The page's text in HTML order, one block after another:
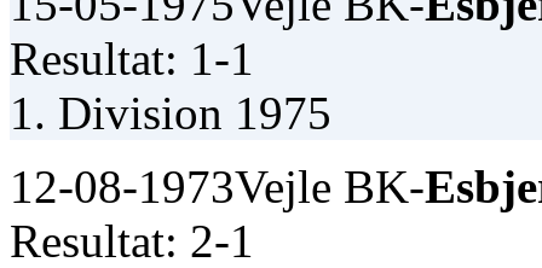
Resultat: 1-1
1. Division 1975
12-08-1973Vejle BK-
Resultat: 2-1